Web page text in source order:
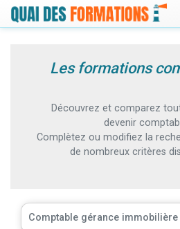
Les formations
Découvrez et comparez
devenir
Complètez ou modifiez la
de nombreux critères
Comptable gérance immobilière